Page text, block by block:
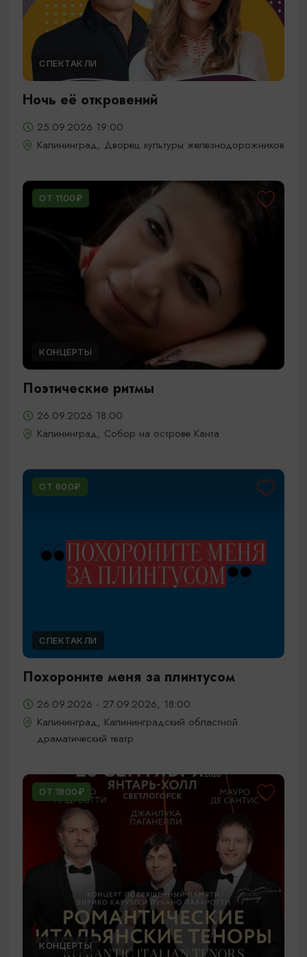
СПЕКТАКЛИ
Ночь её откровений
25.09.2026 19:00
Калининград, Дворец культуры железнодорожников
ОТ 1100₽
КОНЦЕРТЫ
Поэтические ритмы
26.09.2026 18:00
Калининград, Собор на острове Канта
ОТ 600₽
СПЕКТАКЛИ
Похороните меня за плинтусом
26.09.2026 - 27.09.2026, 18:00
Калининград, Калининградский областной
драматический театр
ОТ 1800₽
КОНЦЕРТЫ